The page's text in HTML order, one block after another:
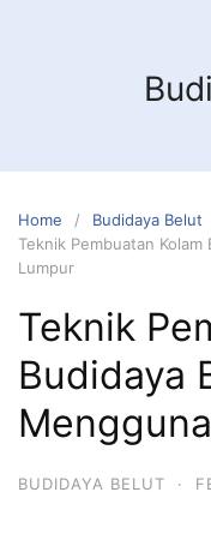
Home
Budidaya Belut
Teknik Pembuatan
Lumpur
Teknik
Budidaya
BUDIDAYA BELUT ·